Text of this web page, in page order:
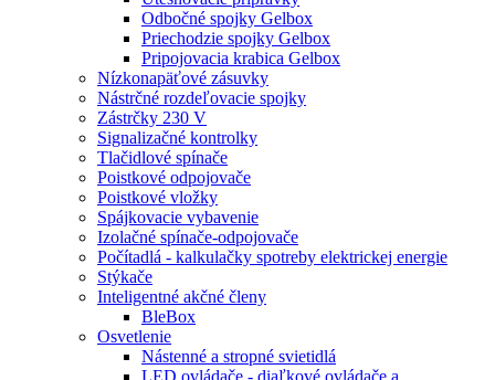
Odbočné spojky Gelbox
Priechodzie spojky Gelbox
Pripojovacia krabica Gelbox
Nízkonapäťové zásuvky
Nástrčné rozdeľovacie spojky
Zástrčky 230 V
Signalizačné kontrolky
Tlačidlové spínače
Poistkové odpojovače
Poistkové vložky
Spájkovacie vybavenie
Izolačné spínače-odpojovače
Počítadlá - kalkulačky spotreby elektrickej energie
Stýkače
Inteligentné akčné členy
BleBox
Osvetlenie
Nástenné a stropné svietidlá